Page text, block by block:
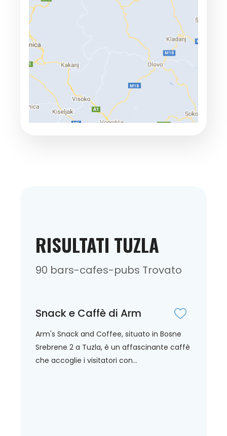
RISULTATI TUZLA
90 bars-cafes-pubs Trovato
Snack e Caffè di Arm
Arm's Snack and Coffee, situato in Bosne
Srebrene 2 a Tuzla, è un affascinante caffè
che accoglie i visitatori con...